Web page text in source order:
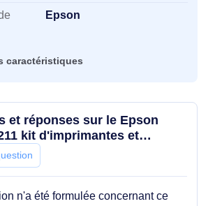
Epson
caractéristiques
et réponses sur le Epson
kit d'imprimantes et
de maintenance
n'a été formulée concernant ce